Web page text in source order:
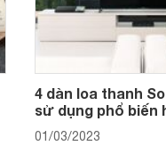
4 dàn loa thanh
sử dụng phổ biến
01/03/2023